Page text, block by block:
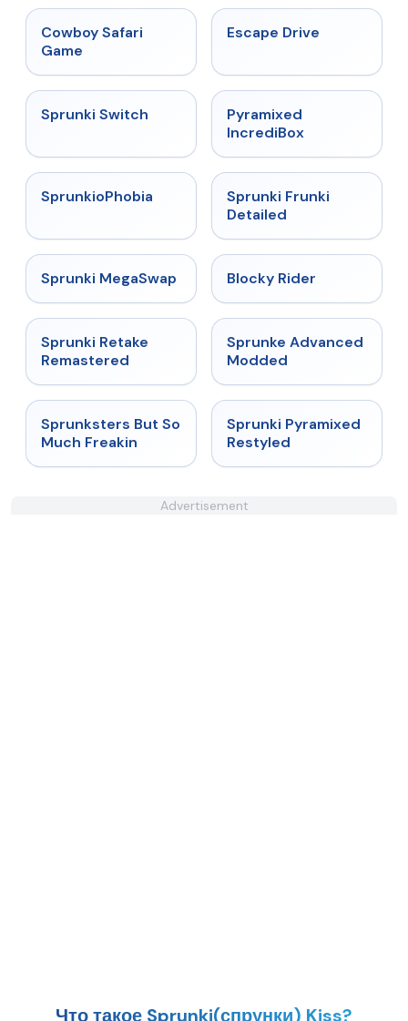
Cowboy Safari
Game
Escape Drive
★
Sprunki Switch
Pyramixed
IncrediBox
★
SprunkioPhobia ★
Sprunki Frunki
Detailed
★ 4.5
Sprunki MegaSwap Blocky Rider
Sprunki Retake
Remastered
★ 4.6
Sprunke Advanced
Modded
★ 4.8
Sprunksters But So
Much Freakin
★ 4.3
Sprunki Pyramixed
Restyled
Advertisement
Что такое Sprunki(спрунки) Kiss?